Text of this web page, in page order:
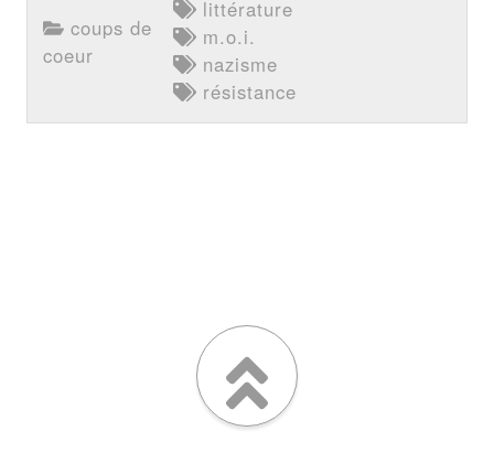
coups de
coeur
littérature
m.o.i.
nazisme
résistance